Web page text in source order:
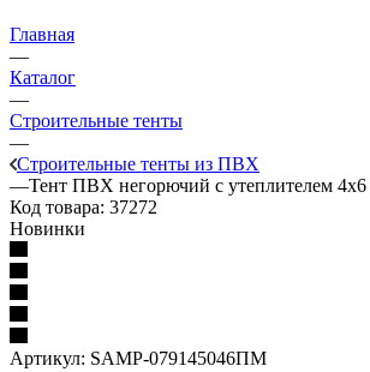
Главная
—
Каталог
—
Строительные тенты
—
Строительные тенты из ПВХ
—Тент ПВХ негорючий с утеплителем
Код товара: 37272
Новинки
Артикул: SAMP-079145046ПМ